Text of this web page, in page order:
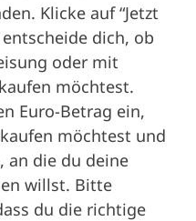
Klicke auf “Jetzt
dich, ob
oder mit
möchtest.
Euro-Betrag ein,
möchtest und
an die du deine
willst. Bitte
du die richtige